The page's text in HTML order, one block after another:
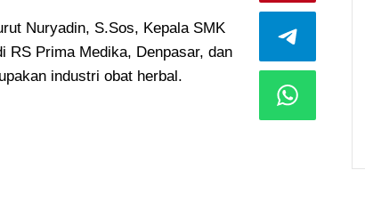
Nuryadin, S.Sos, Kepala SMK
RS Prima Medika, Denpasar, dan
industri obat herbal.